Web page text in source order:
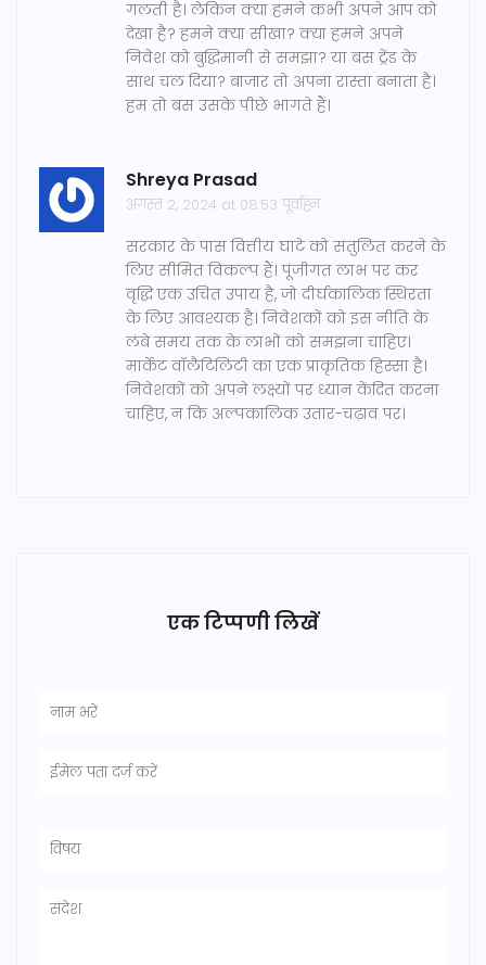
गलती है। लेकिन क्या हमने कभी अपने आप को
देखा है? हमने क्या सीखा? क्या हमने अपने
निवेश को बुद्धिमानी से समझा? या बस ट्रेंड के
साथ चल दिया? बाजार तो अपना रास्ता बनाता है।
हम तो बस उसके पीछे भागते हैं।
Shreya Prasad
अगस्त 2, 2024 at 08:53 पूर्वाह्न
सरकार के पास वित्तीय घाटे को संतुलित करने के
लिए सीमित विकल्प हैं। पूंजीगत लाभ पर कर
वृद्धि एक उचित उपाय है, जो दीर्घकालिक स्थिरता
के लिए आवश्यक है। निवेशकों को इस नीति के
लंबे समय तक के लाभों को समझना चाहिए।
मार्केट वॉलैटिलिटी का एक प्राकृतिक हिस्सा है।
निवेशकों को अपने लक्ष्यों पर ध्यान केंद्रित करना
चाहिए, न कि अल्पकालिक उतार-चढ़ाव पर।
एक टिप्पणी लिखें